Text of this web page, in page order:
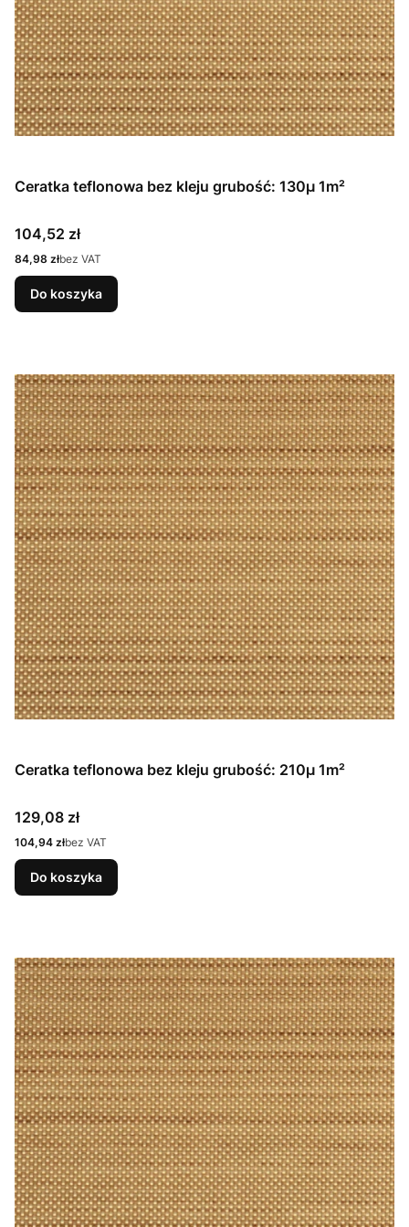
Ceratka teflonowa bez kleju grubość: 130µ 1m²
Cena
104,52 zł
Cena
84,98 złbez VAT
Do koszyka
Ceratka teflonowa bez kleju grubość: 210µ 1m²
Cena
129,08 zł
Cena
104,94 złbez VAT
Do koszyka